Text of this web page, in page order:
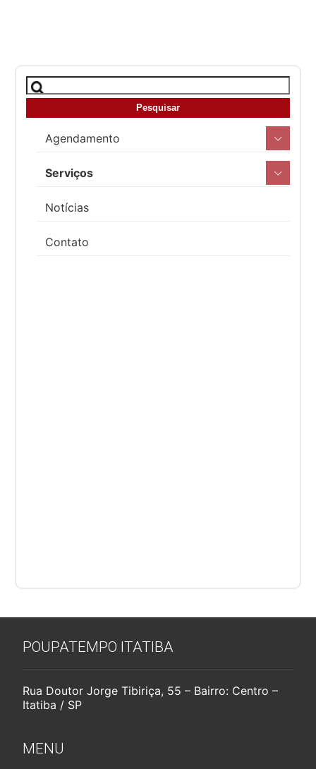
Agendamento
Serviços
Notícias
Contato
POUPATEMPO ITATIBA
Rua Doutor Jorge Tibiriça, 55 – Bairro: Centro –
Itatiba / SP
MENU